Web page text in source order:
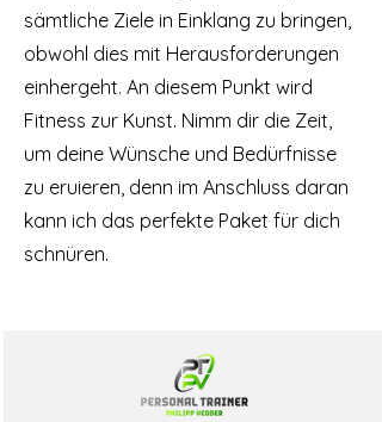
sämtliche Ziele in Einklang zu bringen,
obwohl dies mit Herausforderungen
einhergeht. An diesem Punkt wird
Fitness zur Kunst. Nimm dir die Zeit,
um deine Wünsche und Bedürfnisse
zu eruieren, denn im Anschluss daran
kann ich das perfekte Paket für dich
schnüren.